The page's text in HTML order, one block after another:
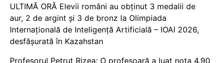
ULTIMĂ ORĂ Elevii români au obținut 3 medalii de
aur, 2 de argint și 3 de bronz la Olimpiada
Internațională de Inteligență Artificială – IOAI 2026,
desfășurată în Kazahstan
Profesorul Petruț Rizea: O profesoară a luat nota 4.90